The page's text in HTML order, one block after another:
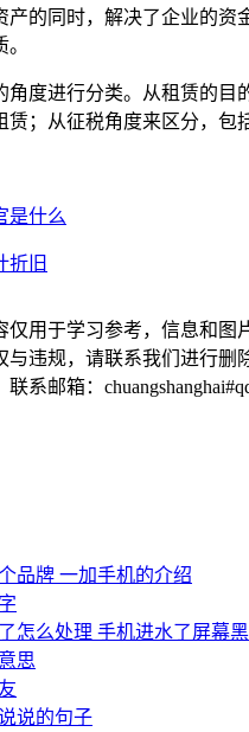
产的同时，解决了企业的资
度进行分类。从租赁的目
赁；从征税角度来区分，包
是什么
折旧
仅用于学习参考，信息和图
与违规，请联系我们进行删
系邮箱：
品牌 一加手机的介绍
怎么处理 手机进水了屏幕
思
说的句子